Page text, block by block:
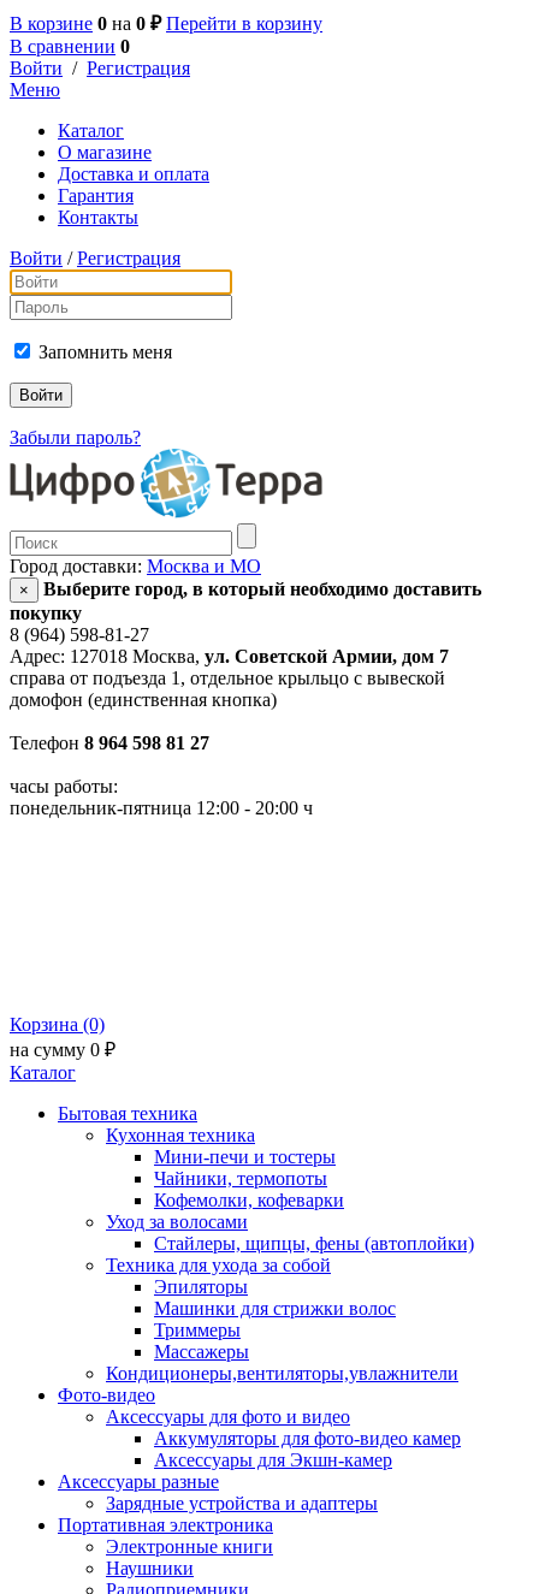
В корзине 0 на 0 ₽ Перейти в корзину
В сравнении 0
Войти / Регистрация
Меню
Каталог
О магазине
Доставка и оплата
Гарантия
Контакты
Войти / Регистрация
Запомнить меня
Забыли пароль?
Город доставки: Москва и МО
×
Выберите город, в который необходимо доставить
покупку
8 (964) 598-81-27
Адрес: 127018 Москва, ул. Советской Армии, дом 7
справа от подъезда 1, отдельное крыльцо с вывеской
домофон (единственная кнопка)
Телефон 8 964 598 81 27
часы работы:
понедельник-пятница 12:00 - 20:00 ч
Корзина (0)
на сумму 0 ₽
Каталог
Бытовая техника
Кухонная техника
Мини-печи и тостеры
Чайники, термопоты
Кофемолки, кофеварки
Уход за волосами
Стайлеры, щипцы, фены (автоплойки)
Техника для ухода за собой
Эпиляторы
Машинки для стрижки волос
Триммеры
Массажеры
Кондиционеры,вентиляторы,увлажнители
Фото-видео
Аксессуары для фото и видео
Аккумуляторы для фото-видео камер
Аксессуары для Экшн-камер
Аксессуары разные
Зарядные устройства и адаптеры
Портативная электроника
Электронные книги
Наушники